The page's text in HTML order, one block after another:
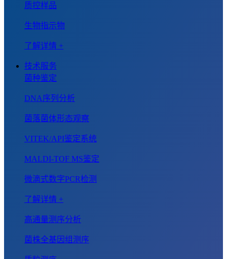
质控样品
生物指示物
了解详情 +
技术服务
菌种鉴定
DNA序列分析
菌落菌体形态观察
VITEK/API鉴定系统
MALDI-TOF MS鉴定
微滴式数字PCR检测
了解详情 +
高通量测序分析
菌株全基因组测序